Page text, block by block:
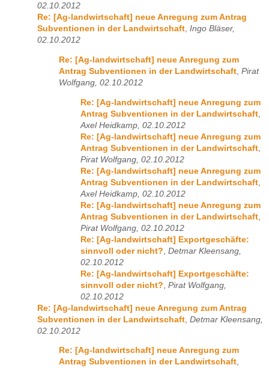
02.10.2012
Re: [Ag-landwirtschaft] neue Anregung zum Antrag
Subventionen in der Landwirtschaft, Ingo Bläser,
02.10.2012
Re: [Ag-landwirtschaft] neue Anregung zum
Antrag Subventionen in der Landwirtschaft Pirat
Wolfgang, 02.10.2012
Re: [Ag-landwirtschaft] neue Anregung zum
Antrag Subventionen in der Landwirtschaft
Axel Heidkamp, 02.10.2012
Re: [Ag-landwirtschaft] neue Anregung zum
Antrag Subventionen in der Landwirtschaft
Pirat Wolfgang, 02.10.2012
Re: [Ag-landwirtschaft] neue Anregung zum
Antrag Subventionen in der Landwirtschaft
Axel Heidkamp, 02.10.2012
Re: [Ag-landwirtschaft] neue Anregung zum
Antrag Subventionen in der Landwirtschaft
Pirat Wolfgang, 02.10.2012
Re: [Ag-landwirtschaft] Exportgeschäfte:
sinnvoll oder nicht? Detmar Kleensang,
02.10.2012
Re: [Ag-landwirtschaft] Exportgeschäfte:
sinnvoll oder nicht? Pirat Wolfgang,
02.10.2012
Re: [Ag-landwirtschaft] neue Anregung zum Antrag
Subventionen in der Landwirtschaft Detmar Kleensang,
02.10.2012
Re: [Ag-landwirtschaft] neue Anregung zum
Antrag Subventionen in der Landwirtschaft,